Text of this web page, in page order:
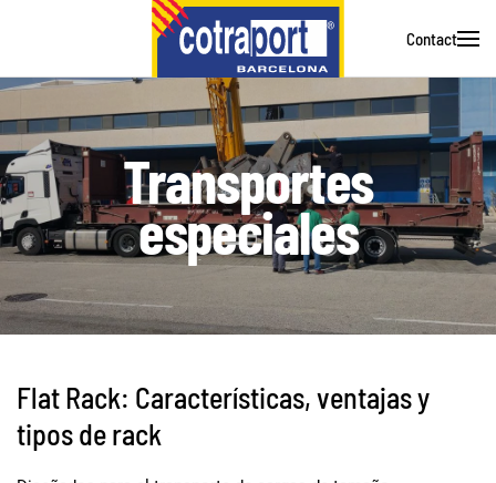
Contact
Transportes
especiales
Flat Rack: Características, ventajas y
tipos de rack